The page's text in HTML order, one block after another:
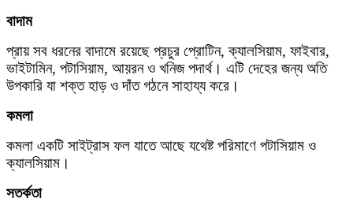
বাদাম
প্রায় সব ধরনের বাদামে রয়েছে প্রচুর প্রোটিন, ক্যালসিয়াম, ফাইবার,
ভাইটামিন, পটাসিয়াম, আয়রন ও খনিজ পদার্থ। এটি দেহের জন্য অতি
উপকারি যা শক্ত হাড় ও দাঁত গঠনে সাহায্য করে।
কমলা
কমলা একটি সাইট্রাস ফল যাতে আছে যথেষ্ট পরিমাণে পটাসিয়াম ও
ক্যালসিয়াম।
সতর্কতা